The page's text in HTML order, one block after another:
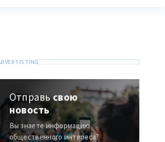
Отправьсвою
новость
Вы знаете информацию
общественного интереса?